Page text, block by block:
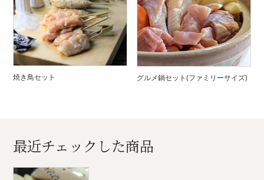
焼き鳥セット グルメ鍋セット(ファミリーサイズ)
最近チェックした商品